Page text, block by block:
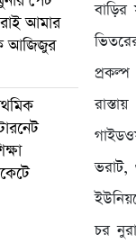
আমার
আজিজুর
বাড়ির
প্রকল্প
ভরাট,
চর